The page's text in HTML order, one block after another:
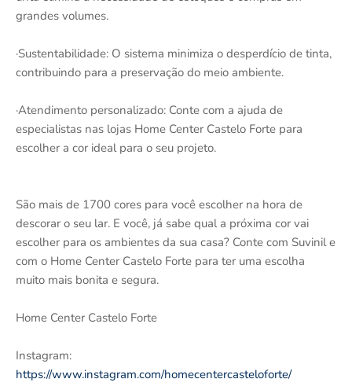
grandes volumes.
·Sustentabilidade: O sistema minimiza o desperdício de tinta,
contribuindo para a preservação do meio ambiente.
·Atendimento personalizado: Conte com a ajuda de
especialistas nas lojas Home Center Castelo Forte para
escolher a cor ideal para o seu projeto.
São mais de 1700 cores para você escolher na hora de
descorar o seu lar. E você, já sabe qual a próxima cor vai
escolher para os ambientes da sua casa? Conte com Suvinil e
com o Home Center Castelo Forte para ter uma escolha
muito mais bonita e segura.
Home Center Castelo Forte
Instagram:
https://www.instagram.com/homecentercasteloforte/